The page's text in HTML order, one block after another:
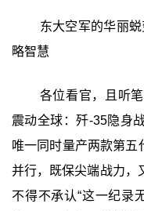
东大空军的华丽
略智慧
各位看官，且听
震动全球：歼-35隐身
唯一同时量产两款第
并行，既保尖端战力，
不得不承认“这一纪录